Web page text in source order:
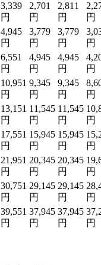
3,339
円
2,701
円
2,811
円
円
4,945
円
3,779
円
3,779
円
円
6,551
円
4,945
円
4,945
円
円
10,951
円
9,345
円
9,345
円
円
13,151
円
11,545
円
11,545
円
円
17,551
円
15,945
円
15,945
円
円
21,951
円
20,345
円
20,345
円
円
30,751
円
29,145
円
29,145
円
円
39,551
円
37,945
円
37,945
円
円